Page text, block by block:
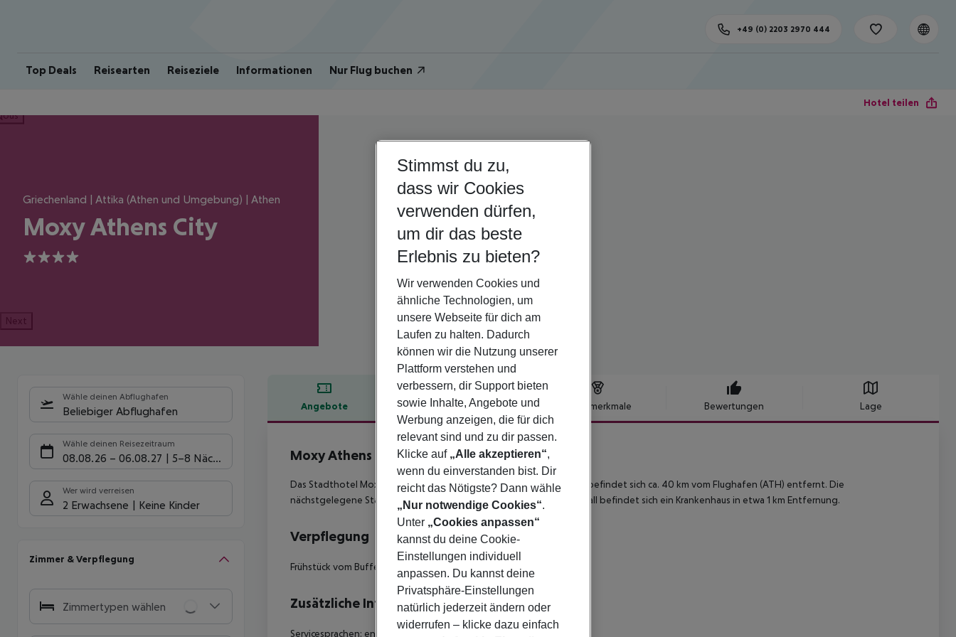
Top Deals Reisearten Reiseziele Informationen Nur Flug buchen
+49 (0) 2203 2970 444
Hotel teilen
Griechenland | Attika (Athen und Umgebung) | Athen
Moxy Athens City
4
Next
Wähle deinen Abflughafen
Beliebiger Abflughafen
Wähle deinen Reisezeitraum
08.08.26 – 06.08.27 5-8 Nächte
Wer wird verreisen
2 Erwachsene Keine Kinder
Zimmer & Verpflegung
Zimmertypen wählen
Angebote Hotelbeschreibung Hotelmerkmale Bewertungen Lage
Hotelbeschreibung
Moxy Athens City
4
Das Stadthotel Moxy Athens City, beliebt bei Hochzeitsreisenden, befindet sich ca. 40 km vom Flughafen (ATH) entfernt. Die
nächstgelegene Stadt ist Athens. Zur ärztlichen Versorgung im Notfall befindet sich ein Krankenhaus in etwa 1 km Entfernung.
Verpflegung
Frühstück vom Buffet.
Zusätzliche Informationen
Servicesprachen: englisch. Kreditkarten: American Express und Visa.
Stimmst du zu,
dass wir Cookies
verwenden dürfen,
um dir das beste
Erlebnis zu bieten?
Wir verwenden Cookies und
ähnliche Technologien, um
unsere Webseite für dich am
Laufen zu halten. Dadurch
können wir die Nutzung unserer
Plattform verstehen und
verbessern, dir Support bieten
sowie Inhalte, Angebote und
Werbung anzeigen, die für dich
relevant sind und zu dir passen.
Klicke auf „Alle akzeptieren“,
wenn du einverstanden bist. Dir
reicht das Nötigste? Dann wähle
„Nur notwendige Cookies“.
Unter „Cookies anpassen“
kannst du deine Cookie-
Einstellungen individuell
anpassen. Du kannst deine
Privatsphäre-Einstellungen
natürlich jederzeit ändern oder
widerrufen – klicke dazu einfach